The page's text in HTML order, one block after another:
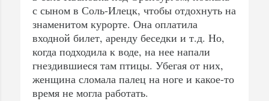
с сыном в Соль-Илецк, чтобы отдохнуть на
знаменитом курорте. Она оплатила
входной билет, аренду беседки и т.д. Но,
когда подходила к воде, на нее напали
гнездившиеся там птицы. Убегая от них,
женщина сломала палец на ноге и какое-то
время не могла работать.